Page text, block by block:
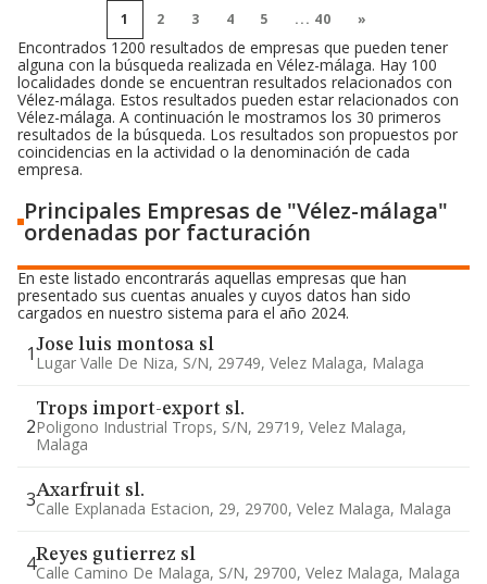
1 2 3 4 5 ... 40 »
Encontrados 1200 resultados de empresas que pueden tener
alguna con la búsqueda realizada en Vélez-málaga. Hay 100
localidades donde se encuentran resultados relacionados con
Vélez-málaga. Estos resultados pueden estar relacionados con
Vélez-málaga. A continuación le mostramos los 30 primeros
resultados de la búsqueda. Los resultados son propuestos por
coincidencias en la actividad o la denominación de cada
empresa.
Principales Empresas de "Vélez-málaga"
ordenadas por facturación
En este listado encontrarás aquellas empresas que han
presentado sus cuentas anuales y cuyos datos han sido
cargados en nuestro sistema para el año 2024.
1Jose luis montosa sl
Lugar Valle De Niza, S/n, 29749, Velez Malaga, Malaga
2
Trops import-export sl.
Poligono Industrial Trops, S/n, 29719, Velez Malaga,
Malaga
3Axarfruit sl.
Calle Explanada Estacion, 29, 29700, Velez Malaga, Malaga
4Reyes gutierrez sl
Calle Camino De Malaga, S/n, 29700, Velez Malaga, Malaga